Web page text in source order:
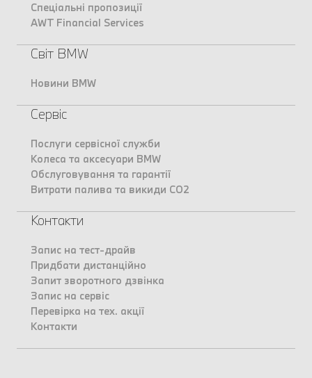
Спеціальні пропозиції
AWT Financial Services
Світ BMW
Новини BMW
Сервіс
Послуги сервісної служби
Колеса та аксесуари BMW
Обслуговування та гарантії
Витрати палива та викиди CO2
Контакти
Запис на тест-драйв
Придбати дистанційно
Запит зворотного дзвінка
Запис на сервіс
Перевірка на тех. акції
Контакти